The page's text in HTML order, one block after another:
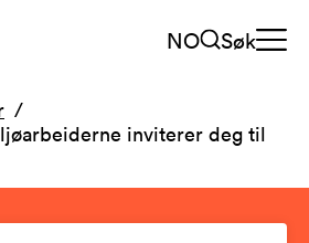
NO Søk
inviterer deg til